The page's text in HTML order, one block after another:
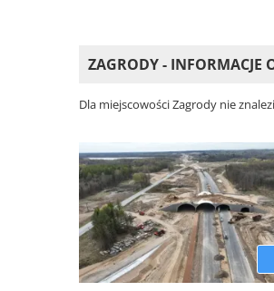
ZAGRODY - INFORMACJE
Dla miejscowości Zagrody nie